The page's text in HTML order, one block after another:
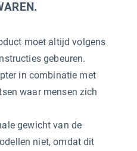
moet altijd volgens
gebeuren.
in combinatie met
waar mensen zich
gewicht van de
niet, omdat dit